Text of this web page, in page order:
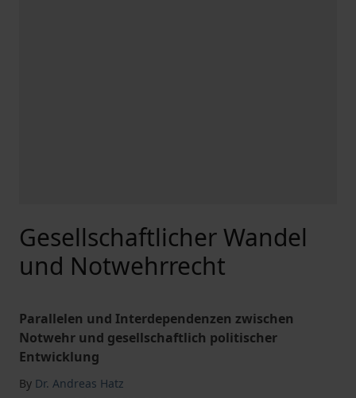
Gesellschaftlicher Wandel
und Notwehrrecht
Parallelen und Interdependenzen zwischen
Notwehr und gesellschaftlich politischer
Entwicklung
By Dr. Andreas Hatz